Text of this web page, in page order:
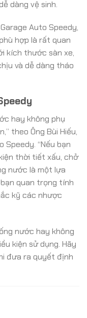
dàng vệ sinh.
Auto Speedy,
hợp là rất quan
kích thước sàn xe,
và dễ dàng tháo
hay không phụ
theo Ông Bùi Hiếu,
Speedy. “Nếu bạn
thời tiết xấu, chở
nước là một lựa
quan trọng tính
kỹ các nhược
nước hay không
kiện sử dụng. Hãy
đưa ra quyết định